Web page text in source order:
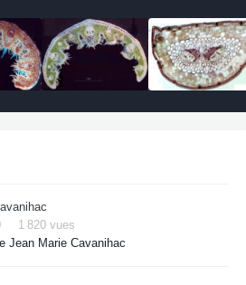
1 820 vues
Jean Marie Cavanihac